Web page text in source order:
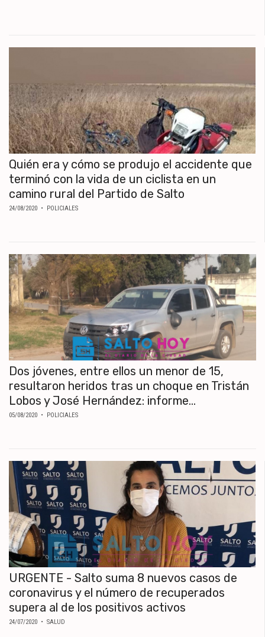
Quién era y cómo se produjo el accidente que
terminó con la vida de un ciclista en un
camino rural del Partido de Salto
24/08/2020 • POLICIALES
Dos jóvenes, entre ellos un menor de 15,
resultaron heridos tras un choque en Tristán
Lobos y José Hernández: informe...
05/08/2020 • POLICIALES
URGENTE - Salto suma 8 nuevos casos de
coronavirus y el número de recuperados
supera al de los positivos activos
24/07/2020 • SALUD